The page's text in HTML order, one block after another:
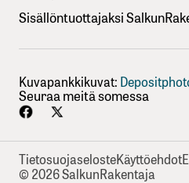
Sisällöntuottajaksi
Kuvapankkikuvat:
Seuraa meitä somessa
TietosuojaselosteKäyttöehdot
© 2026 SalkunRakentaja